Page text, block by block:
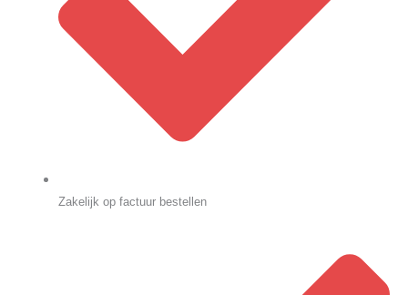
Zakelijk op factuur bestellen